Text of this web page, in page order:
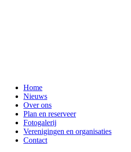
Home
Nieuws
Over ons
Plan en reserveer
Fotogalerij
Verenigingen en organisaties
Contact